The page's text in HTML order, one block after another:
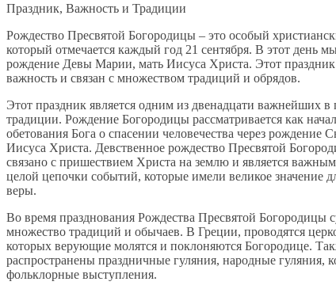
Праздник, Важность и Традиции
Рождество Пресвятой Богородицы – это особый
который отмечается каждый год 21 сентября. В этот день
рождение Девы Марии, мать Иисуса Христа. Этот
важность и связан с множеством традиций и обрядов.
Этот праздник является одним из двенадцати важнейших в
традиции. Рождение Богородицы рассматривается как
обетования Бога о спасении человечества через рождение
Иисуса Христа. Девственное рождество Пресвятой
связано с пришествием Христа на землю и является
целой цепочки событий, которые имели великое значение
веры.
Во время празднования Рождества Пресвятой Богородицы
множество традиций и обычаев. В Греции, проводятся
которых верующие молятся и поклоняются Богородице.
распространены праздничные гуляния, народные гуляния,
фольклорные выступления.